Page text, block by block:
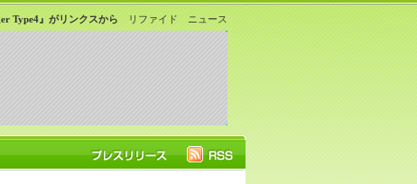
リファイド ニュース
Type4』がリンクスから